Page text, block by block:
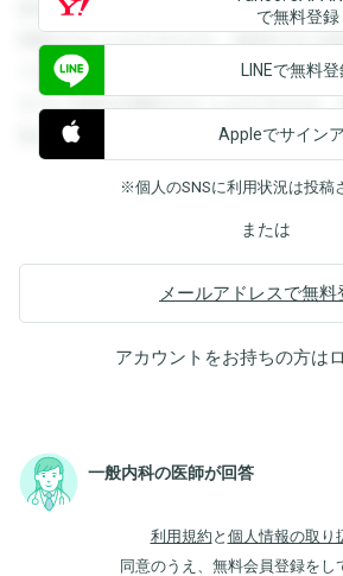
録すると回答を閲覧することができます
閲覧することができます。登録すると回
できます。登録すると回答を閲覧するこ
すると回答を閲覧することができます。
覧することができます。
で無料登録
LINEで無料
Appleでサイン
※個人のSNSに利用状況は投稿
または
メールアドレスで無料
アカウントをお持ちの方は
一般内科の医師が回答
利用規約 と 個人情報の取り
同意のうえ、無料会員登録をし